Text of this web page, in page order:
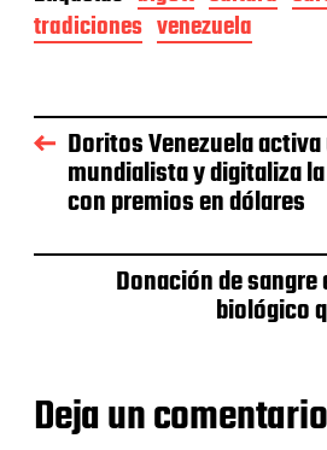
tradiciones venezuela
Doritos Venezuela
mundialista y digitaliza
con premios en dólares
Donación de sangre
biológico
Deja un comentario